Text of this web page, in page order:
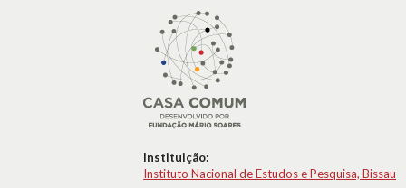
Instituição:
Instituto Nacional de Estudos e Pesquisa, Bissau